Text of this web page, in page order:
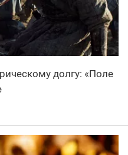
долгу: «Поле